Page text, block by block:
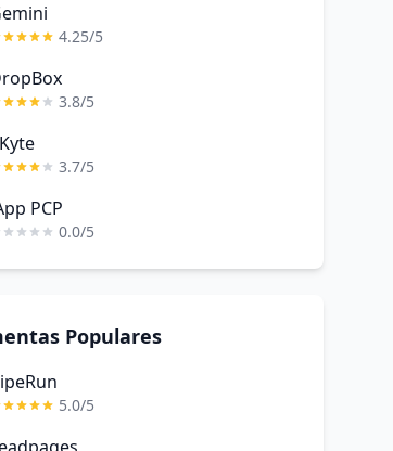
4.25/5
3.8/5
3.7/5
PCP
0.0/5
Populares
5.0/5